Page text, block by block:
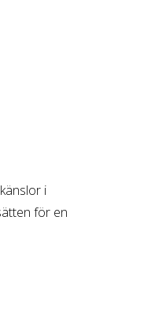
i
för en